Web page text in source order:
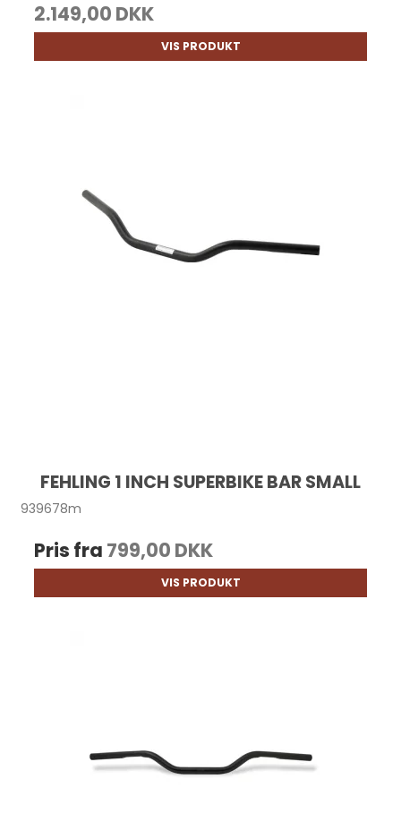
2.149,00 DKK
VIS PRODUKT
FEHLING 1 INCH SUPERBIKE BAR SMALL
939678m
Pris fra 799,00 DKK
VIS PRODUKT